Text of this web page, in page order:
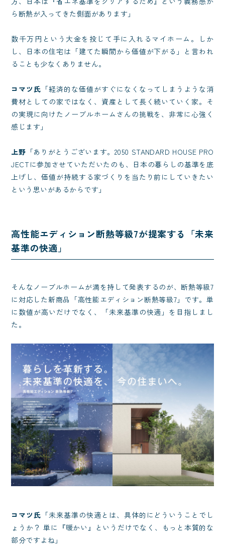
ら断熱が入ってきた側面があります」
数千万円という大金を投じて手に入れるマイホーム。しか
し、日本の住宅は「建てた瞬間から価値が下がる」と言われ
ることも少なくありません。
コマツ氏 「経済的な価値がすぐになくなってしまうような消
費材としての家ではなく、資産として長く続いていく家。そ
の実現に向けたノーブルホームさんの挑戦を、非常に心強く
感じます」
上野 「ありがとうございます。2050 STANDARD HOUSE PRO
JECTに参加させていただいたのも、日本の暮らしの基準を底
上げし、価値が持続する家づくりを当たり前にしていきたい
という思いがあるからです」
高性能エディション断熱等級7が提案する「未来
基準の快適」
そんなノーブルホームが満を持して発表するのが、断熱等級7
に対応した新商品「高性能エディション断熱等級7」です。単
に数値が高いだけでなく、「未来基準の快適」を目指しまし
た。
コマツ氏 「未来基準の快適とは、具体的にどういうことでし
ょうか？ 単に『暖かい』というだけでなく、もっと本質的な
部分ですよね」